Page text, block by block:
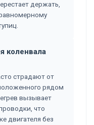
держать,
коленвала
страдают от
рядом
вызывает
что
двигателя без